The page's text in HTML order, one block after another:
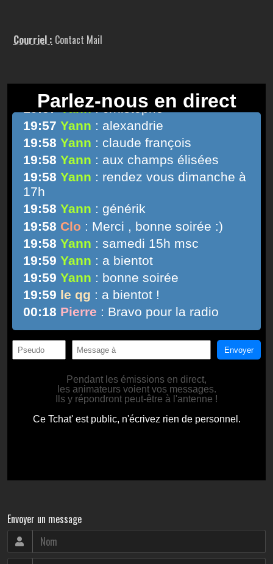
Courriel : Contact Mail
Envoyer un message